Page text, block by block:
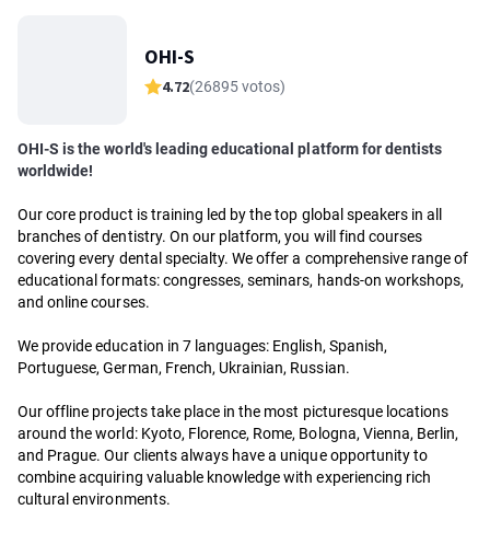
OHI-S
4.72(26895 votos)
OHI-S is the world's leading educational platform for dentists
worldwide!
Our core product is training led by the top global speakers in all
branches of dentistry. On our platform, you will find courses
covering every dental specialty. We offer a comprehensive range of
educational formats: congresses, seminars, hands-on workshops,
and online courses.
We provide education in 7 languages: English, Spanish,
Portuguese, German, French, Ukrainian, Russian.
Our offline projects take place in the most picturesque locations
around the world: Kyoto, Florence, Rome, Bologna, Vienna, Berlin,
and Prague. Our clients always have a unique opportunity to
combine acquiring valuable knowledge with experiencing rich
cultural environments.